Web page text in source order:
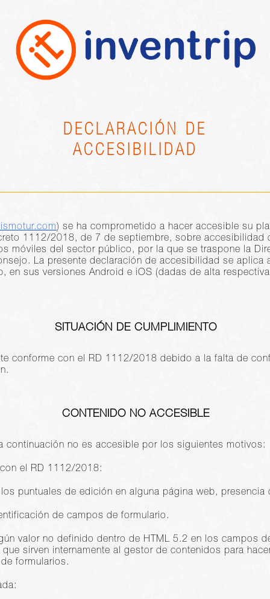
DECLARACIÓN DE
ACCESIBILIDAD
) se ha comprometido a hacer accesible su
1112/2018, de 7 de septiembre, sobre accesibilidad
móviles del sector público, por la que se traspone la
La presente declaración de accesibilidad se aplica
en sus versiones Android e iOS (dadas de alta
SITUACIÓN DE CUMPLIMIENTO
conforme con el RD 1112/2018 debido a la falta de
CONTENIDO NO ACCESIBLE
continuación no es accesible por los siguientes motivos:
el RD 1112/2018:
puntuales de edición en alguna página web, presencia
de campos de formulario.
valor no definido dentro de HTML 5.2 en los campos
que sirven internamente al gestor de contenidos para
formularios.